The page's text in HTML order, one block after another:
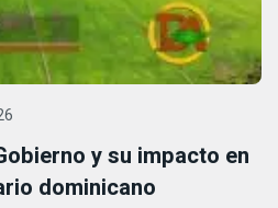
y su impacto en
dominicano